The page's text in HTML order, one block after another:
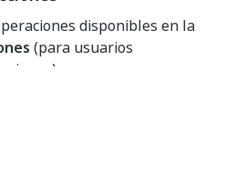
disponibles en la
(para usuarios